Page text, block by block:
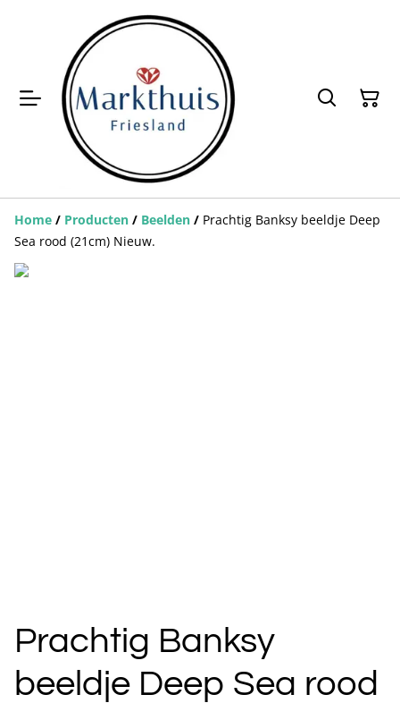
Home / Producten / Beelden / Prachtig Banksy beeldje Deep
Sea rood (21cm) Nieuw.
Prachtig Banksy
beeldje Deep Sea rood